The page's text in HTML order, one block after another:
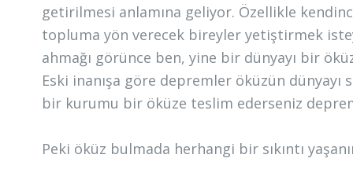
getirilmesi anlamına geliyor. Özellikle
topluma yön verecek bireyler yetiştirmek
ahmağı görünce ben, yine bir dünyayı bir
Eski inanışa göre depremler öküzün
bir kurumu bir öküze teslim ederseniz
Peki öküz bulmada herhangi bir sıkıntı